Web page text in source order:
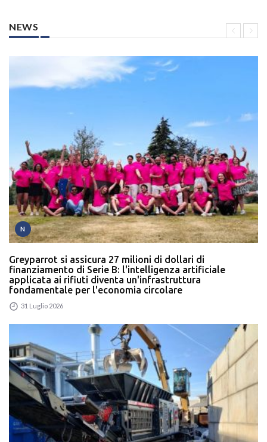
NEWS
N
Greyparrot si assicura 27 milioni di dollari di
finanziamento di Serie B: l'intelligenza artificiale
applicata ai rifiuti diventa un'infrastruttura
fondamentale per l'economia circolare
31 Luglio 2026